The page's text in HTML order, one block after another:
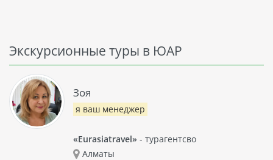
Экскурсионные туры в ЮАР
Зоя
я ваш менеджер
«Eurasiatravel» - турагентсво
Алматы